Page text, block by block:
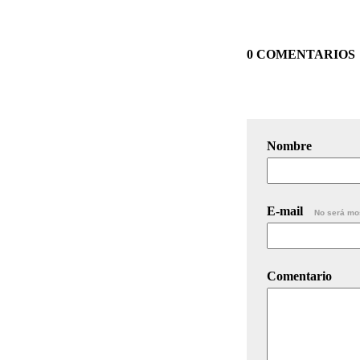
0 COMENTARIOS
Nombre
E-mail No será
Comentario